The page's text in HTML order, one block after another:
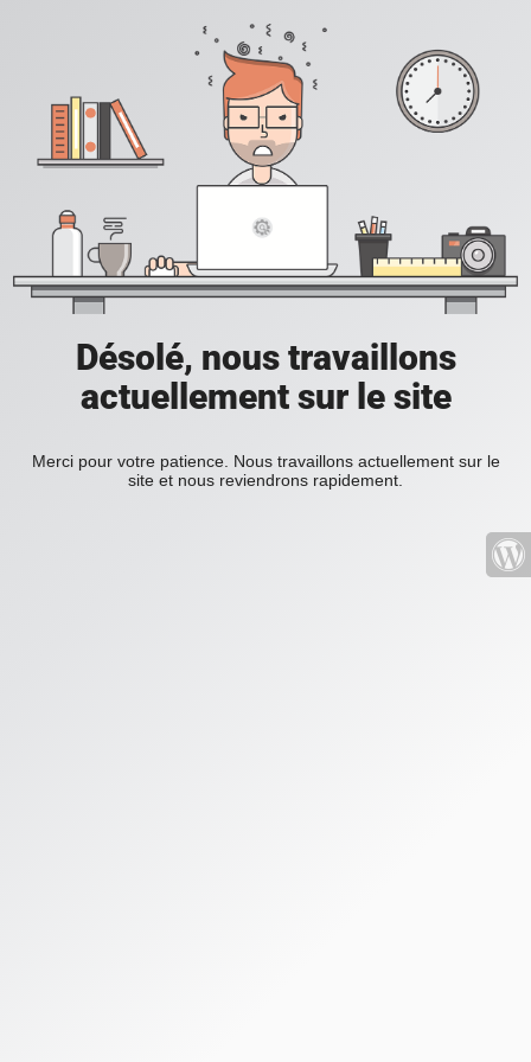
Désolé, nous travaillons
actuellement sur le site
Merci pour votre patience. Nous travaillons actuellement sur le
site et nous reviendrons rapidement.